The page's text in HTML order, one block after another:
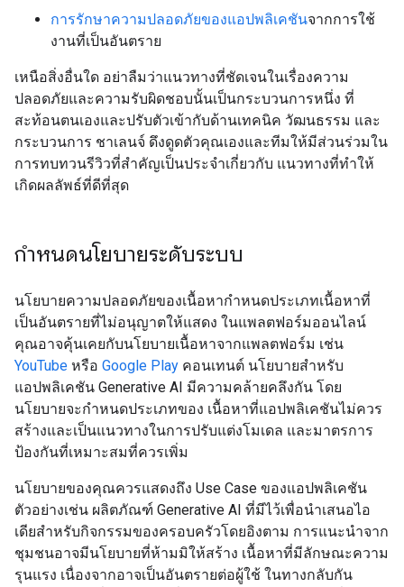
การรักษาความปลอดภัยของแอปพลิเคชันจากการใช้
งานที่เป็นอันตราย
เหนือสิ่งอื่นใด อย่าลืมว่าแนวทางที่ชัดเจนในเรื่องความ
ปลอดภัยและความรับผิดชอบนั้นเป็นกระบวนการหนึ่ง ที่
สะท้อนตนเองและปรับตัวเข้ากับด้านเทคนิค วัฒนธรรม และ
กระบวนการ ชาเลนจ์ ดึงดูดตัวคุณเองและทีมให้มีส่วนร่วมใน
การทบทวนรีวิวที่สำคัญเป็นประจำเกี่ยวกับ แนวทางที่ทำให้
เกิดผลลัพธ์ที่ดีที่สุด
กำหนดนโยบายระดับระบบ
นโยบายความปลอดภัยของเนื้อหากำหนดประเภทเนื้อหาที่
เป็นอันตรายที่ไม่อนุญาตให้แสดง ในแพลตฟอร์มออนไลน์
คุณอาจคุ้นเคยกับนโยบายเนื้อหาจากแพลตฟอร์ม เช่น
YouTube หรือ Google Play คอนเทนต์ นโยบายสำหรับ
แอปพลิเคชัน Generative AI มีความคล้ายคลึงกัน โดย
นโยบายจะกำหนดประเภทของ เนื้อหาที่แอปพลิเคชันไม่ควร
สร้างและเป็นแนวทางในการปรับแต่งโมเดล และมาตรการ
ป้องกันที่เหมาะสมที่ควรเพิ่ม
นโยบายของคุณควรแสดงถึง Use Case ของแอปพลิเคชัน
ตัวอย่างเช่น ผลิตภัณฑ์ Generative AI ที่มีไว้เพื่อนำเสนอไอ
เดียสำหรับกิจกรรมของครอบครัวโดยอิงตาม การแนะนำจาก
ชุมชนอาจมีนโยบายที่ห้ามมิให้สร้าง เนื้อหาที่มีลักษณะความ
รุนแรง เนื่องจากอาจเป็นอันตรายต่อผู้ใช้ ในทางกลับกัน